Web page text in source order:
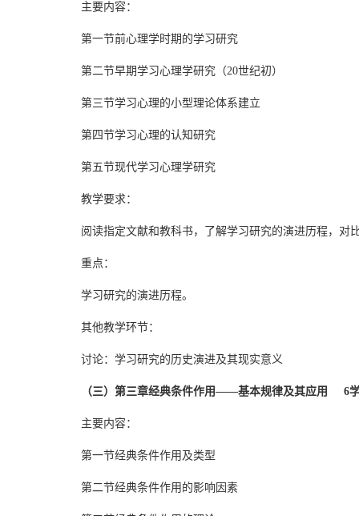
主要内容：
第一节前心理学时期的学习研究
第二节早期学习心理学研究（20世纪初）
第三节学习心理的小型理论体系建立
第四节学习心理的认知研究
第五节现代学习心理学研究
教学要求：
阅读指定文献和教科书，了解学习研究的演进历程，对
重点：
学习研究的演进历程。
其他教学环节：
讨论：学习研究的历史演进及其现实意义
（三）第三章经典条件作用——基本规律及其应用 6
主要内容：
第一节经典条件作用及类型
第二节经典条件作用的影响因素